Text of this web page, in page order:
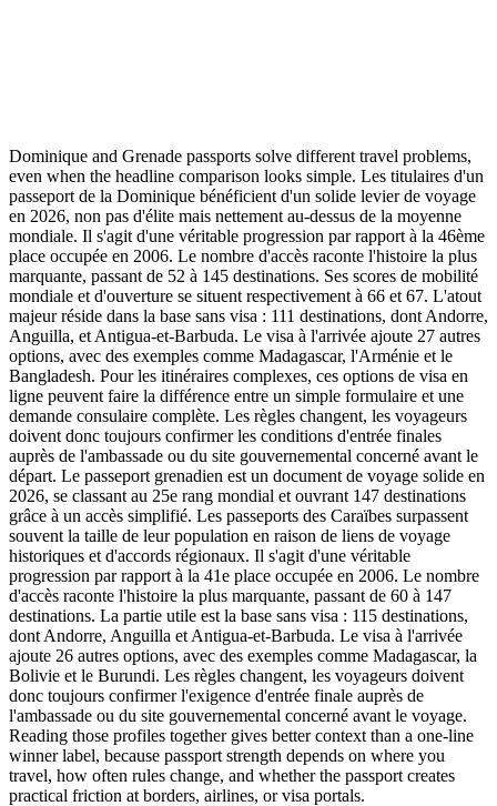
Dominique and Grenade passports solve different travel problems,
even when the headline comparison looks simple. Les titulaires d'un
passeport de la Dominique bénéficient d'un solide levier de voyage
en 2026, non pas d'élite mais nettement au-dessus de la moyenne
mondiale. Il s'agit d'une véritable progression par rapport à la 46ème
place occupée en 2006. Le nombre d'accès raconte l'histoire la plus
marquante, passant de 52 à 145 destinations. Ses scores de mobilité
mondiale et d'ouverture se situent respectivement à 66 et 67. L'atout
majeur réside dans la base sans visa : 111 destinations, dont Andorre,
Anguilla, et Antigua-et-Barbuda. Le visa à l'arrivée ajoute 27 autres
options, avec des exemples comme Madagascar, l'Arménie et le
Bangladesh. Pour les itinéraires complexes, ces options de visa en
ligne peuvent faire la différence entre un simple formulaire et une
demande consulaire complète. Les règles changent, les voyageurs
doivent donc toujours confirmer les conditions d'entrée finales
auprès de l'ambassade ou du site gouvernemental concerné avant le
départ. Le passeport grenadien est un document de voyage solide en
2026, se classant au 25e rang mondial et ouvrant 147 destinations
grâce à un accès simplifié. Les passeports des Caraïbes surpassent
souvent la taille de leur population en raison de liens de voyage
historiques et d'accords régionaux. Il s'agit d'une véritable
progression par rapport à la 41e place occupée en 2006. Le nombre
d'accès raconte l'histoire la plus marquante, passant de 60 à 147
destinations. La partie utile est la base sans visa : 115 destinations,
dont Andorre, Anguilla et Antigua-et-Barbuda. Le visa à l'arrivée
ajoute 26 autres options, avec des exemples comme Madagascar, la
Bolivie et le Burundi. Les règles changent, les voyageurs doivent
donc toujours confirmer l'exigence d'entrée finale auprès de
l'ambassade ou du site gouvernemental concerné avant le voyage.
Reading those profiles together gives better context than a one-line
winner label, because passport strength depends on where you
travel, how often rules change, and whether the passport creates
practical friction at borders, airlines, or visa portals.